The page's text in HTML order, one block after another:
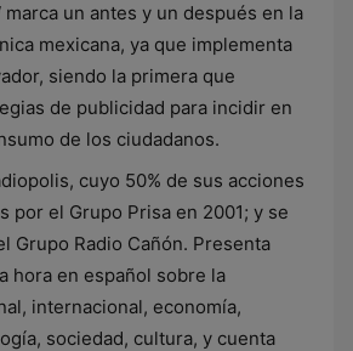
marca un antes y un después en la
mexicana, ya que implementa
siendo la primera que
de publicidad para incidir en
de los ciudadanos.
cuyo 50% de sus acciones
por el Grupo Prisa en 2001; y se
Grupo Radio Cañón. Presenta
hora en español sobre la
internacional, economía,
sociedad, cultura, y cuenta